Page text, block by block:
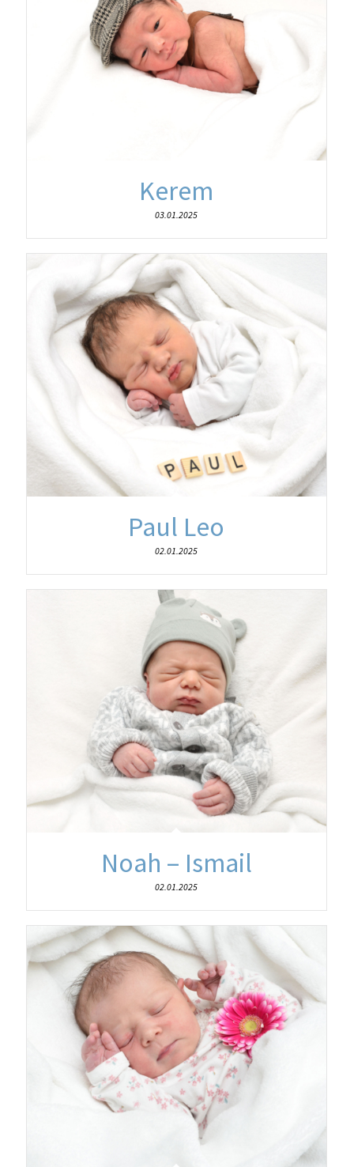
Kerem
03.01.2025
Paul Leo
02.01.2025
Noah – Ismail
02.01.2025